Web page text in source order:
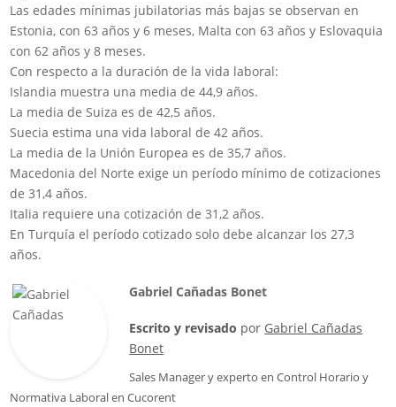
Las edades mínimas jubilatorias más bajas se observan en
Estonia, con 63 años y 6 meses, Malta con 63 años y Eslovaquia
con 62 años y 8 meses.
Con respecto a la duración de la vida laboral:
Islandia muestra una media de 44,9 años.
La media de Suiza es de 42,5 años.
Suecia estima una vida laboral de 42 años.
La media de la Unión Europea es de 35,7 años.
Macedonia del Norte exige un período mínimo de cotizaciones
de 31,4 años.
Italia requiere una cotización de 31,2 años.
En Turquía el período cotizado solo debe alcanzar los 27,3
años.
Gabriel Cañadas Bonet
Escrito y revisado por Gabriel Cañadas
Bonet
Sales Managery experto en Control Horario y
Normativa Laboral enCucorent